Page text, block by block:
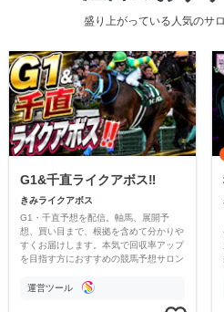
盛り上がっている人気のサ
G1&千直ライクアボス‼️
きみライクアボス
G1・千直予想を配信。軸馬、展開予
想、買い目まで、根拠を含めて分かりや
すくお届けします。本気で回収率アップ
を目指す方におすすめの競馬予想サロン
運営ツール